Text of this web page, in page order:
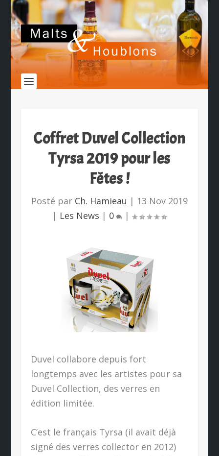
Coffret Duvel Collection
Tyrsa 2019 pour les
Fêtes !
Posté par Ch. Hamieau | 13 Nov 2019
| Les News | 0 |
Duvel collabore depuis fort
longtemps avec les artistes pour sa
Duvel Collection, des verres en
édition limitée.
C’est le français Tyrsa (il avait déjà
signé des verres collector en 2012)